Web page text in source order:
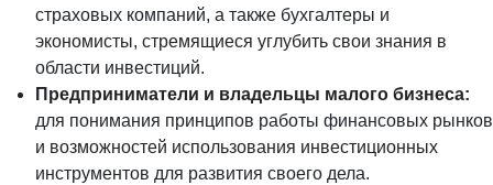
страховых компаний, а также бухгалтеры и
экономисты, стремящиеся углубить свои знания в
области инвестиций.
Предприниматели и владельцы малого бизнеса:
для понимания принципов работы финансовых рынков
и возможностей использования инвестиционных
инструментов для развития своего дела.